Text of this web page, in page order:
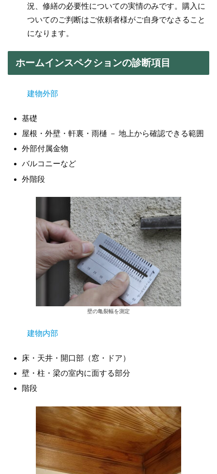
況、修繕の必要性についての実情のみです。購入に
ついてのご判断はご依頼者様がご自身でなさること
になります。
ホームインスペクションの診断項目
建物外部
基礎
屋根・外壁・軒裏・雨樋 － 地上から確認できる範囲
外部付属金物
バルコニーなど
外階段
壁の亀裂幅を測定
建物内部
床・天井・開口部（窓・ドア）
壁・柱・梁の室内に面する部分
階段